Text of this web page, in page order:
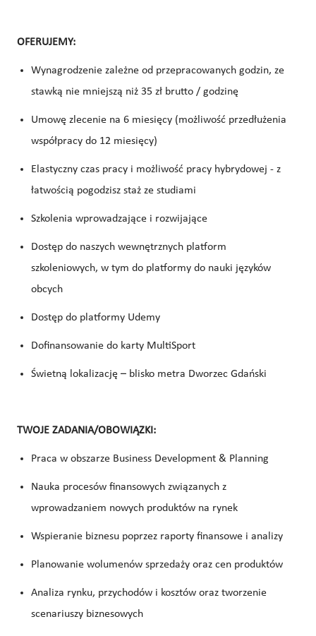
OFERUJEMY:
Wynagrodzenie zależne od przepracowanych godzin, ze
stawką nie mniejszą niż 35 zł brutto / godzinę
Umowę zlecenie na 6 miesięcy (możliwość przedłużenia
współpracy do 12 miesięcy)
Elastyczny czas pracy i możliwość pracy hybrydowej - z
łatwością pogodzisz staż ze studiami
Szkolenia wprowadzające i rozwijające
Dostęp do naszych wewnętrznych platform
szkoleniowych, w tym do platformy do nauki języków
obcych
Dostęp do platformy Udemy
Dofinansowanie do karty MultiSport
Świetną lokalizację – blisko metra Dworzec Gdański
TWOJE ZADANIA/OBOWIĄZKI:
Praca w obszarze Business Development & Planning
Nauka procesów finansowych związanych z
wprowadzaniem nowych produktów na rynek
Wspieranie biznesu poprzez raporty finansowe i analizy
Planowanie wolumenów sprzedaży oraz cen produktów
Analiza rynku, przychodów i kosztów oraz tworzenie
scenariuszy biznesowych